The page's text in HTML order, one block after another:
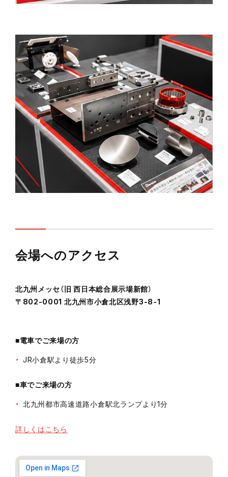
会場へのアクセス
北九州メッセ（旧 西日本総合展示場新館）
〒802-0001 北九州市小倉北区浅野3-8-1
■電車でご来場の方
JR小倉駅より徒歩5分
■車でご来場の方
北九州都市高速道路小倉駅北ランプより1分
詳しくはこちら